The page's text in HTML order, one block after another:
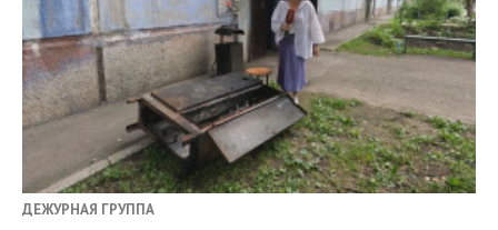
ДЕЖУРНАЯ ГРУППА